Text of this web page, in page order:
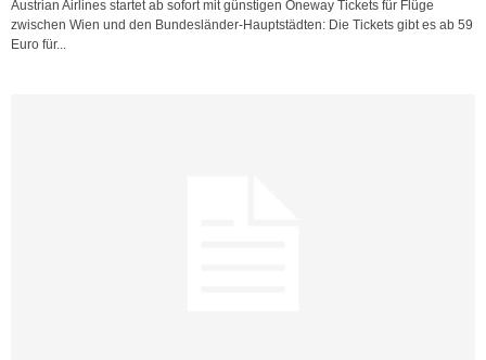
Austrian Airlines startet ab sofort mit günstigen Oneway Tickets für Flüge
zwischen Wien und den Bundesländer-Hauptstädten: Die Tickets gibt es ab 59
Euro für...